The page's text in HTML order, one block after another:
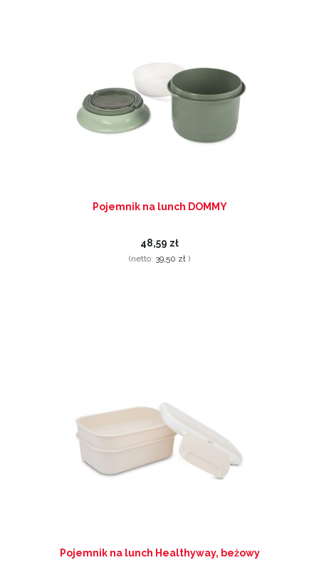
Pojemnik na lunch DOMMY
48,59 zł
(netto: 39,50 zł )
Pojemnik na lunch Healthyway, beżowy